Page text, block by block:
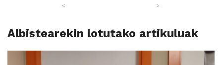
< >
Albistearekin lotutako artikuluak